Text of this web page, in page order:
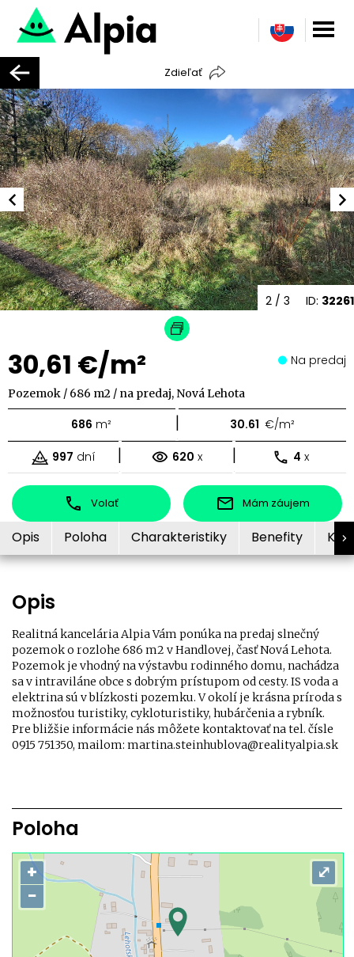
Zdieľať
ID: 32261
2 / 3
30,61 €/m² Na predaj
Pozemok / 686 m2 / na predaj, Nová Lehota
686 m² | 30.61 €/m²
997 dní | 620 x | 4 x
Volať Mám záujem
Opis Poloha Charakteristiky Benefity
Opis
Realitná kancelária Alpia Vám ponúka na predaj slnečný
pozemok o rozlohe 686 m2 v Handlovej, časť Nová Lehota.
Pozemok je vhodný na výstavbu rodinného domu, nachádza
sa v intraviláne obce s dobrým prístupom od cesty. IS voda a
elektrina sú v blízkosti pozemku. V okolí je krásna príroda s
možnosťou turistiky, cykloturistiky, hubárčenia a rybník.
Pre bližšie informácie nás môžete kontaktovať na tel. čísle
0915 751350, mailom: martina.steinhublova@realityalpia.sk
Poloha
+
−
⤢